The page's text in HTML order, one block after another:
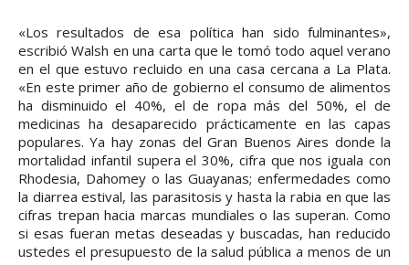
«Los resultados de esa política han sido fulminantes»,
escribió Walsh en una carta que le tomó todo aquel verano
en el que estuvo recluido en una casa cercana a La Plata.
«En este primer año de gobierno el consumo de alimentos
ha disminuido el 40%, el de ropa más del 50%, el de
medicinas ha desaparecido prácticamente en las capas
populares. Ya hay zonas del Gran Buenos Aires donde la
mortalidad infantil supera el 30%, cifra que nos iguala con
Rhodesia, Dahomey o las Guayanas; enfermedades como
la diarrea estival, las parasitosis y hasta la rabia en que las
cifras trepan hacia marcas mundiales o las superan. Como
si esas fueran metas deseadas y buscadas, han reducido
ustedes el presupuesto de la salud pública a menos de un